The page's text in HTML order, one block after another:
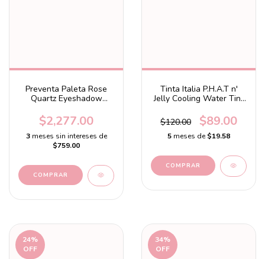
Preventa Paleta Rose
Quartz Eyeshadow
$2,277.00
3 meses sin intereses de
$759.00
Tinta Italia P.H.A.T n'
Jelly Cooling Water Tint
$120.00
$89.00
5 meses de$19.58
24%
OFF
34%
OFF